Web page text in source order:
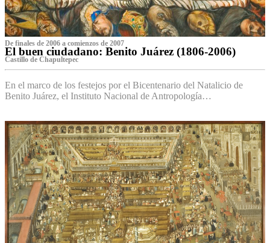
De finales de 2006 a comienzos de 2007
El buen ciudadano: Benito Juárez (1806-2006)
Castillo de Chapultepec
En el marco de los festejos por el Bicentenario del Natalicio de
Benito Juárez, el Instituto Nacional de Antropología…